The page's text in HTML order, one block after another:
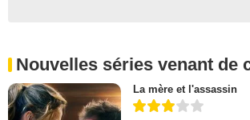
Nouvelles séries venant de
La mère et l'assassin